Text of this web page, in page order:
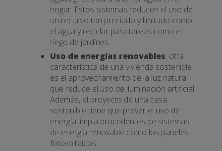
hogar. Estos sistemas reducen el uso de
un recurso tan preciado y limitado como
el agua y reciclar para tareas como el
riego de jardines.
Uso de energías renovables: otra
característica de una vivienda sostenible
es el aprovechamiento de la luz natural
que reduce el uso de iluminación artificial.
Además, el proyecto de una casa
sostenible tiene que prever el uso de
energía limpia procedentes de sistemas
de energía renovable como los paneles
fotovoltaicos.